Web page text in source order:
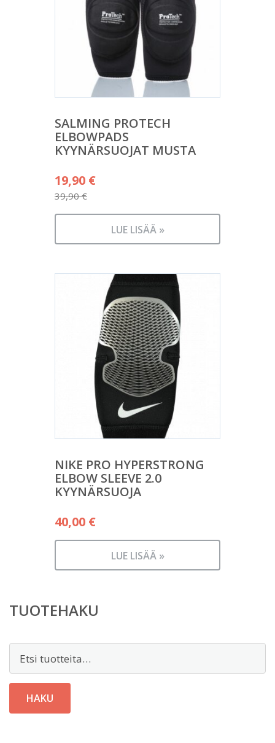
SALMING PROTECH
ELBOWPADS
KYYNÄRSUOJAT MUSTA
39,90€
Alkuperäinen
hinta
oli:
19,90 €
Nykyinen
on:
LUE LISÄÄ »
NIKE PRO HYPERSTRONG
ELBOW SLEEVE 2.0
KYYNÄRSUOJA
40,00 €
LUE LISÄÄ »
TUOTEHAKU
Etsi:
HAKU